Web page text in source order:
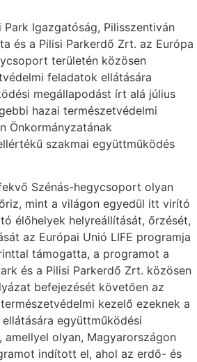
Igazgatóság, Pilisszentiván
és a Pilisi Parkerdő Zrt. az Európa
területén közösen
feladatok ellátására
megállapodást írt alá július
hazai természetvédelmi
Önkormányzatának
szakmai együttműködés
Szénás-hegycsoport olyan
mint a világon egyedül itt virító
élőhelyek helyreállítását, őrzését,
az Európai Unió LIFE programja
támogatta, a programot a
és a Pilisi Parkerdő Zrt. közösen
befejezését követően az
kezelő ezeknek a
együttműködési
olyan, Magyarországon
indított el, ahol az erdő- és